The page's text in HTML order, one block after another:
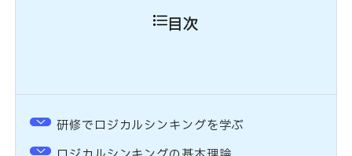
目次
研修でロジカルシンキングを学ぶ